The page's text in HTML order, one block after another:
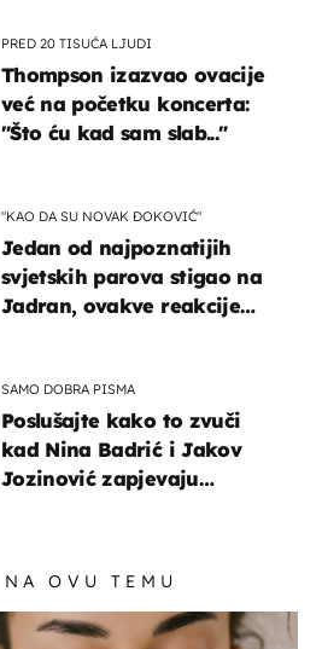
PRED 20 TISUĆA LJUDI
Thompson izazvao ovacije
već na početku koncerta:
"Što ću kad sam slab..."
"KAO DA SU NOVAK ĐOKOVIĆ"
Jedan od najpoznatijih
svjetskih parova stigao na
Jadran, ovakve reakcije
SAMO DOBRA PISMA
Poslušajte kako to zvuči
kad Nina Badrić i Jakov
Jozinović zapjevaju
NA OVU TEMU